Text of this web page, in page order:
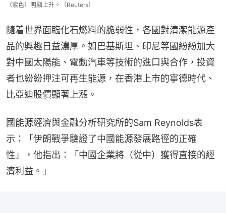
（紫色）明顯上升。（Reuters）
隨着世界面臨化石燃料的脆弱性，各國對清潔能源產
品的興趣日益濃厚。如巴基斯坦、印尼等國紛紛加大
對中國太陽能、電動汽車等技術的進口與合作，投資
者也紛紛押注可再生能源，在香港上市的寧德時代、
比亞迪股價顯著上漲。
國能源經濟與金融分析研究所的Sam Reynolds表
示：「伊朗戰爭驗證了中國能源發展路徑的正確
性」，他指出：「中國企業將（從中）獲得直接的經
濟利益。」